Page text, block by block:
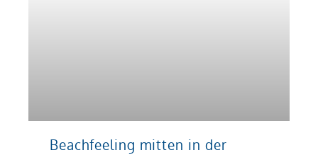
Beachfeeling mitten in der